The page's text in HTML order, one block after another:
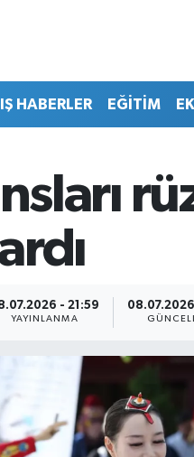
HABERLER EĞİTİM
- 21:59
YAYINLANMA